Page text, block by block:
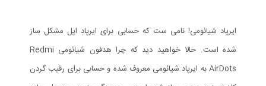
ایرپاد شیائومی! نامی ست که حسابی برای ایرپاد اپل مشکل ساز
شده است. حالا خواهید دید که چرا هدفون شیائومی Redmi
AirDots به ایرپاد شیائومی معروف شده و حسابی برای رقیب گردن